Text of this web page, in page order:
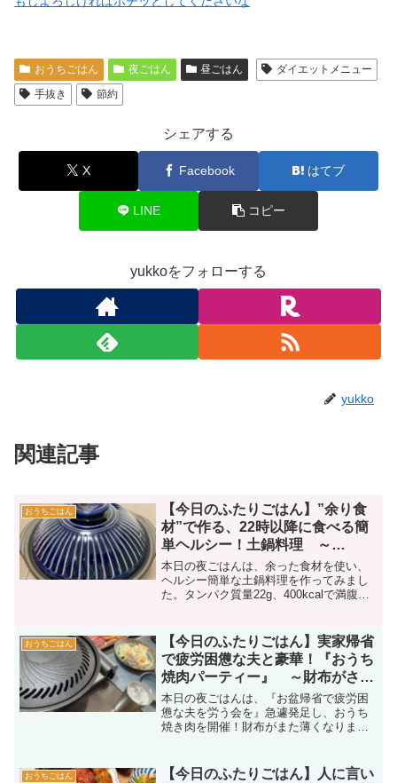
おうちごはん 夜ごはん 昼ごはん
ダイエットメニュー
手抜き
節約
シェアする
X Facebook はてブ
LINE コピー
yukkoをフォローする
yukko
関連記事
おうちごはん
【今日のふたりごはん】”余り食
材”で作る、22時以降に食べる簡
単ヘルシー！土鍋料理 ～
400kcal、タンパク質22g～
本日の夜ごはんは、余った食材を使い、
ヘルシー簡単な土鍋料理を作ってみまし
た。タンパク質量22g、400kcalで満腹に
おうちごはん
【今日のふたりごはん】実家帰省
で疲労困憊な夫と豪華！『おうち
焼肉パーティー』 ～財布がさら
に薄くなったよ・・・|дﾟ)～
本日の夜ごはんは、『お盆帰省で疲労困
憊な夫を労う会を』急遽発足し、おうち
焼き肉を開催！財布がまた薄くなりまし
おうちごはん
【今日のふたりごはん】人に言い